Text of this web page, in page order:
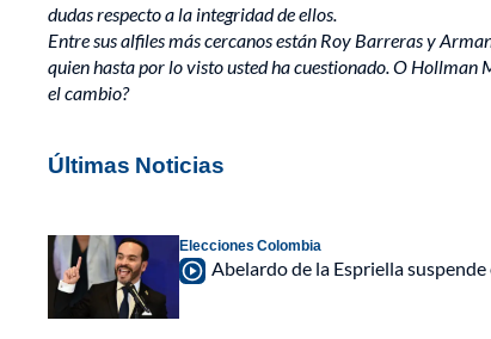
dudas respecto a la integridad de ellos.
Entre sus alfiles más cercanos están Roy Barreras y
quien hasta por lo visto usted ha cuestionado. O Hollman
el cambio?
Últimas Noticias
Elecciones Colombia
Abelardo de la Espriella